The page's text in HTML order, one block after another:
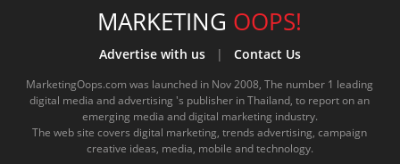
e
b
o
o
k
t
u
b
e
.
o
m
e
m
e
t
a
g
r
a
t
o
k
.
c
MARKETING OOPS!
Advertise with us| Contact Us
MarketingOops.com was launched in Nov 2008, The number 1 leading
digital media and advertising 's publisher in Thailand, to report on an
emerging media and digital marketing industry.
The web site covers digital marketing, trends advertising, campaign
creative ideas, media, mobile and technology.